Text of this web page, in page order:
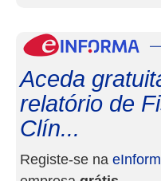
Aceda
relatório de
Clín...
Registe-se na